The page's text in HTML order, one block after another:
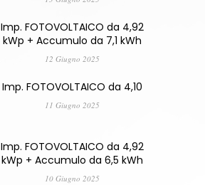
Imp. FOTOVOLTAICO da 4,92
kWp + Accumulo da 7,1 kWh
12 Giugno 2025
Imp. FOTOVOLTAICO da 4,10
11 Giugno 2025
Imp. FOTOVOLTAICO da 4,92
kWp + Accumulo da 6,5 kWh
10 Giugno 2025